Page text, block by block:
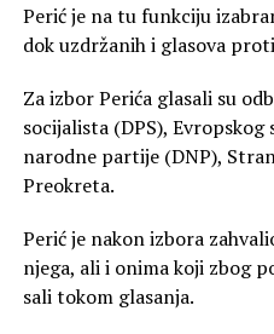
Perić je na tu funkciju
dok uzdržanih i glasova
Za izbor Perića glasali su
socijalista (DPS), Evropskog
narodne partije (DNP),
Preokreta.
Perić je nakon izbora
njega, ali i onima koji zbog
sali tokom glasanja.